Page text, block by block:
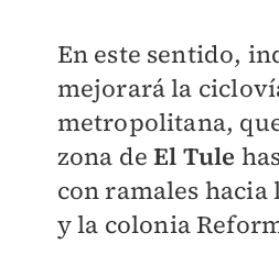
En este sentido,
mejorará la
metropolitana,
zona deEl Tule
con ramales hacia
y la colonia